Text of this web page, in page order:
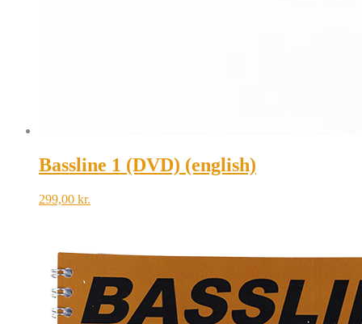
Bassline 1 (DVD) (english)
299,00 kr.